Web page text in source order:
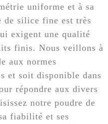
uniforme et à sa
de silice fine est très
exigent une qualité
finis. Nous veillons à
aux normes
et soit disponible dans
répondre aux divers
notre poudre de
fiabilité et ses